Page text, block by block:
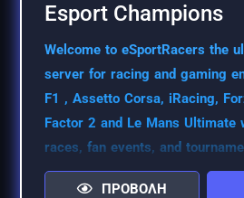
Esport Champions
Welcome to eSportRacers the
server for racing and gaming
F1 , Assetto Corsa, iRacing,
Factor 2 and Le Mans Ultimate
races, fan events, and
prizes
ΠΡΟΒΟΛΗ